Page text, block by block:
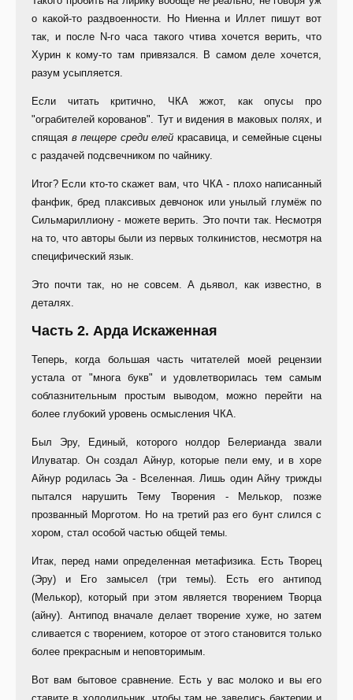
о какой-то раздвоенности. Но Ниенна и Иллет пишут вот
так, и после N-го часа такого чтива хочется верить, что
Хурин к кому-то там привязался. В самом деле хочется,
разум усыпляется.
Если читать критично, ЧКА жжот, как опусы про
"ограбителей корованов". Тут и видения в маковых полях, и
спящая в пещере среди елей красавица, и семейные сцены
с раздачей подсвечником по чайнику.
Итог? Если кто-то скажет вам, что ЧКА - плохо написанный
фанфик, бред плаксивых девчонок или унылый глумёж по
Сильмариллиону - можете верить. Это почти так. Несмотря
на то, что авторы были из первых толкинистов, несмотря на
специфический язык.
Это почти так, но не совсем. А дьявол, как известно, в
деталях.
Часть 2. Арда Искаженная
Теперь, когда большая часть читателей моей рецензии
устала от "многа букв" и удовлетворилась тем самым
соблазнительным простым выводом, можно перейти на
более глубокий уровень осмысления ЧКА.
Был Эру, Единый, которого нолдор Белерианда звали
Илуватар. Он создал Айнур, которые пели ему, и в хоре
Айнур родилась Эа - Вселенная. Лишь один Айну трижды
пытался нарушить Тему Творения - Мелькор, позже
прозванный Морготом. Но на третий раз его бунт слился с
хором, стал особой частью общей темы.
Итак, перед нами определенная метафизика. Есть Творец
(Эру) и Его замысел (три темы). Есть его антипод
(Мелькор), который при этом является творением Творца
(айну). Антипод вначале делает творение хуже, но затем
сливается с творением, которое от этого становится только
более прекрасным и неповторимым.
Вот вам бытовое сравнение. Есть у вас молоко и вы его